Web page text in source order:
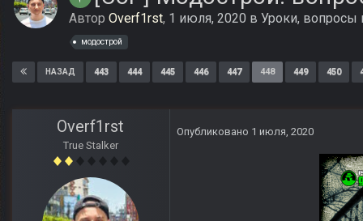
Автор Overf1rst, 1 июля, 2020 в Уроки, вопросы
модострой
НАЗАД 443 444 445 446 447 448 449 450
Overf1rst
True Stalker
Опубликовано 1 июля, 2020